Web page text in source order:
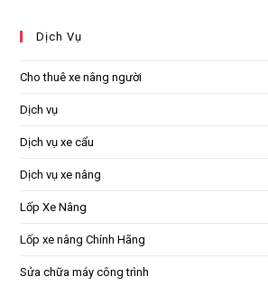
Dịch Vụ
Cho thuê xe nâng người
Dịch vụ
Dịch vụ xe cẩu
Dịch vụ xe nâng
Lốp Xe Nâng
Lốp xe nâng Chính Hãng
Sửa chữa máy công trình